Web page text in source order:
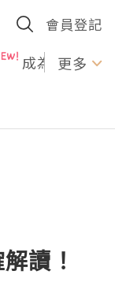
會員登記
成為U更多
讀！